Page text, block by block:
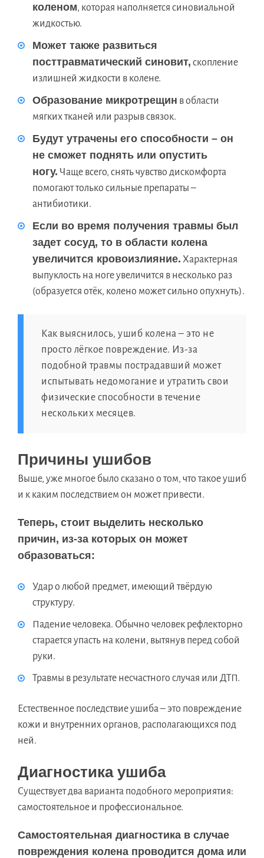
коленом, которая наполняется синовиальной
жидкостью.
Может также развиться
посттравматический синовит, скопление
излишней жидкости в колене.
Образование микротрещин в области
мягких тканей или разрыв связок.
Будут утрачены его способности – он
не сможет поднять или опустить
ногу. Чаще всего, снять чувство дискомфорта
помогают только сильные препараты –
антибиотики.
Если во время получения травмы был
задет сосуд, то в области колена
увеличится кровоизлияние. Характерная
выпуклость на ноге увеличится в несколько раз
(образуется отёк, колено может сильно опухнуть).
Как выяснилось, ушиб колена – это не
просто лёгкое повреждение. Из-за
подобной травмы пострадавший может
испытывать недомогание и утратить свои
физические способности в течение
нескольких месяцев.
Причины ушибов
Выше, уже многое было сказано о том, что такое ушиб
и к каким последствием он может привести.
Теперь, стоит выделить несколько
причин, из-за которых он может
образоваться:
Удар о любой предмет, имеющий твёрдую
структуру.
Падение человека. Обычно человек рефлекторно
старается упасть на колени, вытянув перед собой
руки.
Травмы в результате несчастного случая или ДТП.
Естественное последствие ушиба – это повреждение
кожи и внутренних органов, располагающихся под
ней.
Диагностика ушиба
Существует два варианта подобного мероприятия:
самостоятельное и профессиональное.
Самостоятельная диагностика в случае
повреждения колена проводится дома или